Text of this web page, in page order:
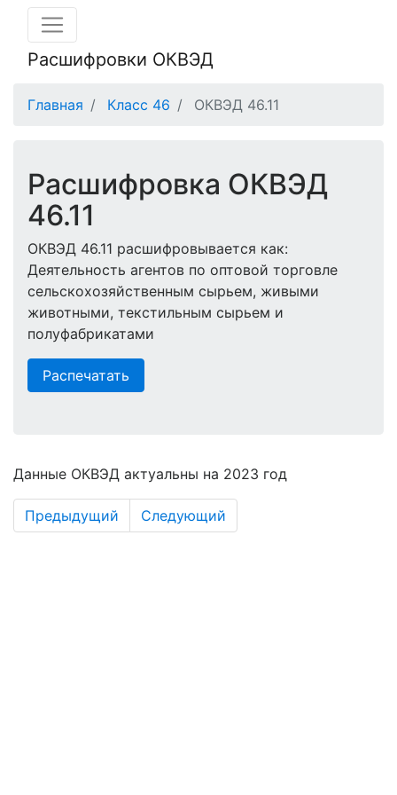
Расшифровки ОКВЭД
Главная Класс 46 ОКВЭД 46.11
Расшифровка ОКВЭД
46.11
ОКВЭД 46.11 расшифровывается как:
Деятельность агентов по оптовой торговле
сельскохозяйственным сырьем, живыми
животными, текстильным сырьем и
полуфабрикатами
Распечатать
Данные ОКВЭД актуальны на 2023 год
Предыдущий Следующий